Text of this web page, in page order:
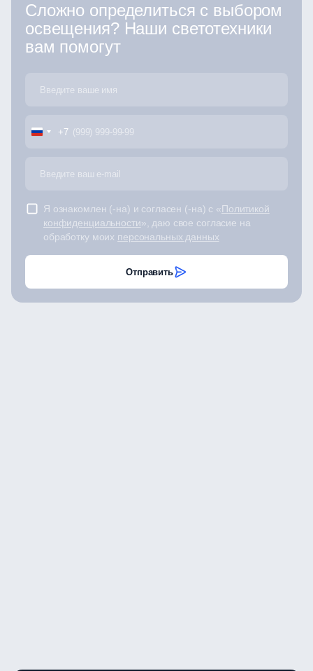
Сложно определиться с выбором
освещения? Наши светотехники
вам помогут
+7
Я ознакомлен (-на) и согласен (-на) с «Политикой
конфиденциальности», даю свое согласие на
обработку моих персональных данных
Отправить